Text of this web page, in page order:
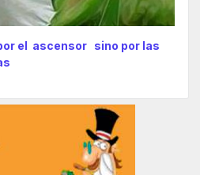
el ascensor sino por las